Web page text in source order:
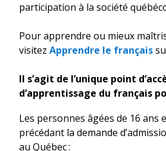
participation à la société
Pour apprendre ou mieux
visitez Apprendre le français
Il s’agit de l’unique point
d’apprentissage du français
Les personnes âgées de 16 ans
précédant la demande
au Québec :